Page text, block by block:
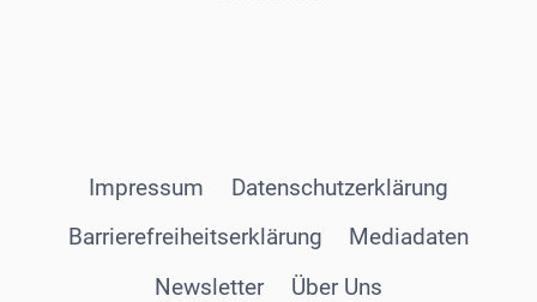
Impressum
Datenschutzerklärung
Barrierefreiheitserklärung
Mediadaten
Newsletter
Über Uns